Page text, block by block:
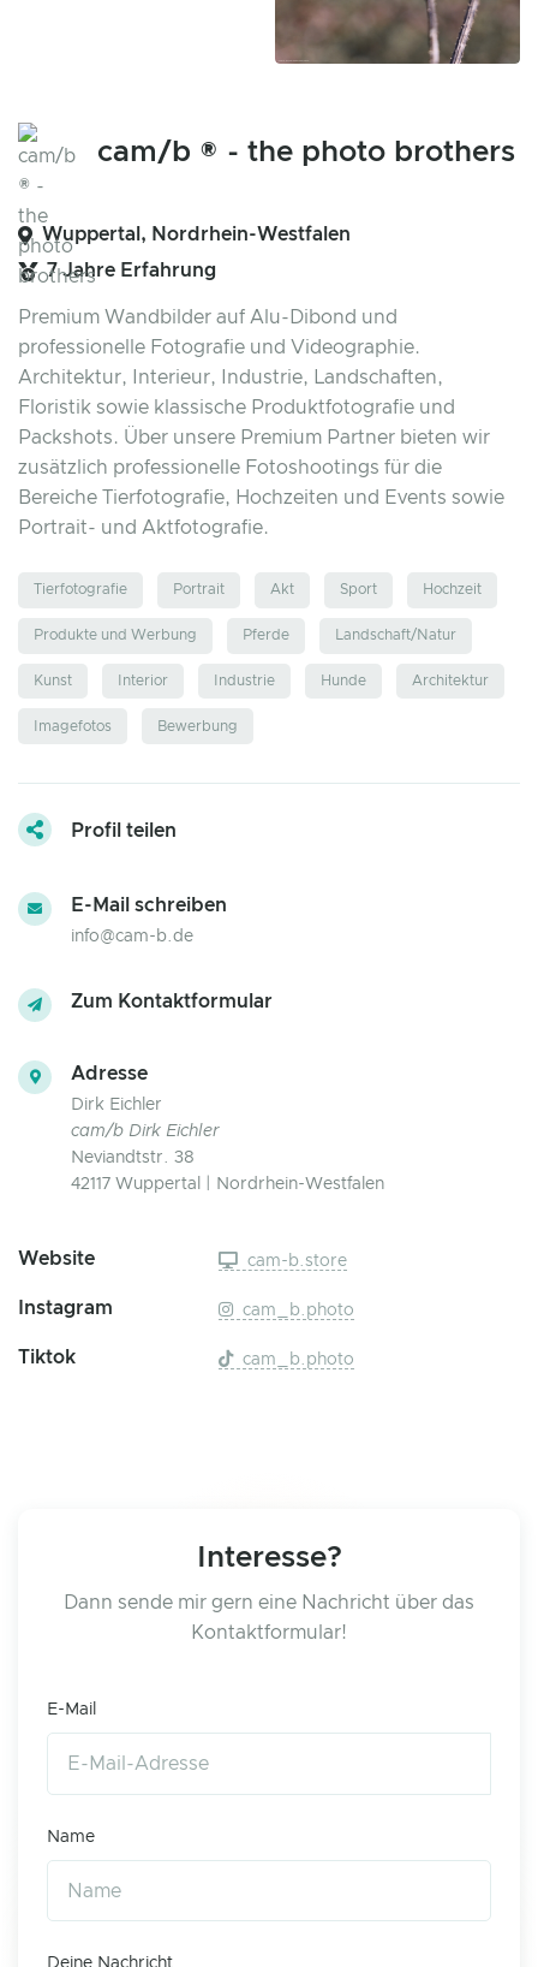
cam/b ® - the photo brothers
Wuppertal, Nordrhein-Westfalen
7 Jahre Erfahrung
Premium Wandbilder auf Alu-Dibond und
professionelle Fotografie und Videographie.
Architektur, Interieur, Industrie, Landschaften,
Floristik sowie klassische Produktfotografie und
Packshots. Über unsere Premium Partner bieten wir
zusätzlich professionelle Fotoshootings für die
Bereiche Tierfotografie, Hochzeiten und Events sowie
Portrait- und Aktfotografie.
Tierfotografie Portrait Akt Sport Hochzeit
Produkte und Werbung Pferde Landschaft/Natur
Kunst Interior Industrie Hunde Architektur
Imagefotos Bewerbung
Profil teilen
E-Mail schreiben
info@cam-b.de
Zum Kontaktformular
Adresse
Dirk Eichler
cam/b Dirk Eichler
Neviandtstr. 38
42117 Wuppertal | Nordrhein-Westfalen
Website cam-b.store
Instagram cam_b.photo
Tiktok cam_b.photo
Interesse?
Dann sende mir gern eine Nachricht über das
Kontaktformular!
E-Mail
Name